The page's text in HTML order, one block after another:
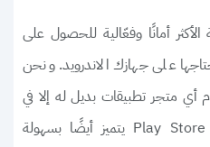
أمانًا وفعّالية للحصول على
على جهازك الاندرويد. ونحن
أي متجر تطبيقات بديل له إلا في
الحالات الضرورية فقط. برنامج Play Store يتميز أيضًا بسهولة